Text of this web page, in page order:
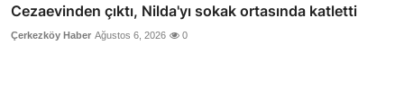
Cezaevinden çıktı, Nilda'yı sokak ortasında katletti
Çerkezköy Haber Ağustos 6, 2026 0